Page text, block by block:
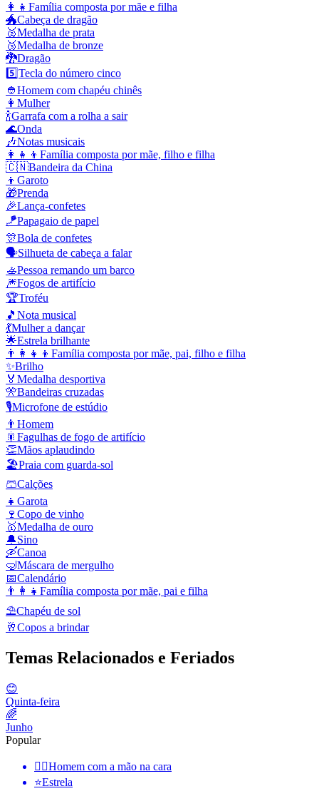
👩‍👧 Família composta por mãe e filha
🐲Cabeça de dragão
🥈Medalha de prata
🥉Medalha de bronze
🐉Dragão
5️⃣Tecla do número cinco
👲Homem com chapéu chinês
👩 Mulher
🍾Garrafa com a rolha a sair
🌊Onda
🎶Notas musicais
👩‍👧‍👦 Família composta por mãe, filho e filha
🇨🇳Bandeira da China
👦 Garoto
🎁Prenda
🎉Lança-confetes
🪁Papagaio de papel
🎊Bola de confetes
🗣️Silhueta de cabeça a falar
🚣Pessoa remando um barco
🎆Fogos de artifício
🏆Troféu
🎵 Nota musical
💃Mulher a dançar
🌟Estrela brilhante
👨‍👩‍👧‍👦 Família composta por mãe, pai, filho e filha
✨Brilho
🏅 Medalha desportiva
🎌Bandeiras cruzadas
🎙️Microfone de estúdio
👨 Homem
🎇 Fagulhas de fogo de artifício
👏Mãos aplaudindo
🏖️Praia com guarda-sol
🩳Calções
👧 Garota
🍷 Copo de vinho
🥇Medalha de ouro
🔔Sino
🛶Canoa
🤿Máscara de mergulho
📅Calendário
👨‍👩‍👧 Família composta por mãe, pai e filha
⛱️Chapéu de sol
🥂Copos a brindar
Temas Relacionados e Feriados
😊
Quinta-feira
🌈
Junho
Popular
🤦‍♂️Homem com a mão na cara
⭐Estrela